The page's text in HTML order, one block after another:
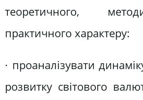
теоретичного,
практичного характеру:
· проаналізувати
розвитку світового